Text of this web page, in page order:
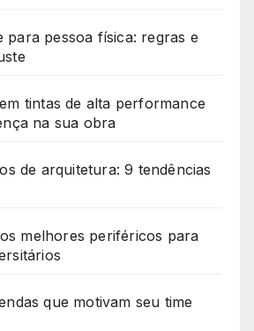
para pessoa física: regras e
tintas de alta performance
na sua obra
de arquitetura: 9 tendências
melhores periféricos para
que motivam seu time